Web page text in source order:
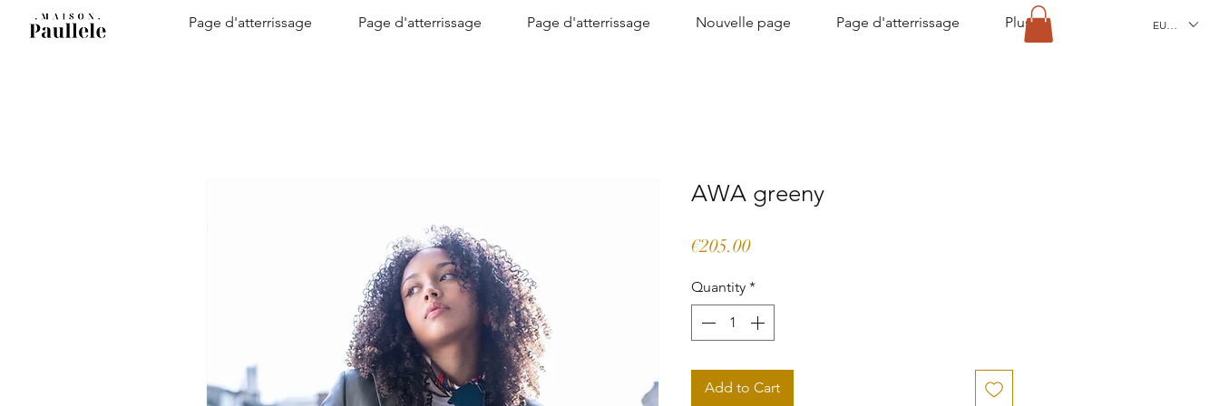
Page d'atterrissage Page d'atterrissage Page d'atterrissage Nouvelle page Page d'atterrissage Plus EUR (€)
AWA greeny
€205.00Price
Quantity *
Add to Cart